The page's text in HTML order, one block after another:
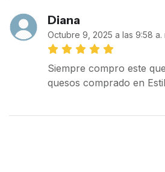
Diana
Octubre 9, 2025 a las 9:58 a.
Siempre compro este
quesos comprado en